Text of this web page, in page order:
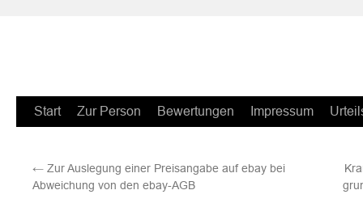
Zum
springen
Start Zur Person Bewertungen Impressum
← Zur Auslegung einer Preisangabe auf ebay bei
Abweichung von den ebay-AGB